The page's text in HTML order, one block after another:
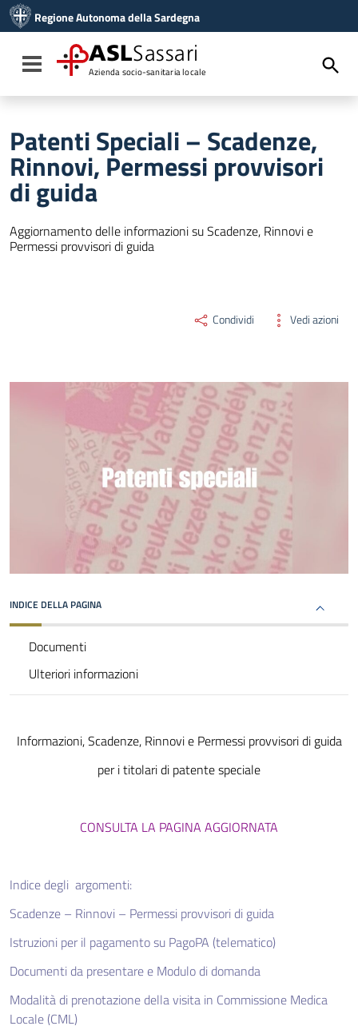
Vai al menu di navigazione
Vai al footer
Regione Autonoma della Sardegna
Toggle navigation
ASLSassari
Azienda socio-sanitaria locale
Patenti Speciali – Scadenze,
Rinnovi, Permessi provvisori
di guida
Aggiornamento delle informazioni su Scadenze, Rinnovi e
Permessi provvisori di guida
Condividi Vedi azioni
INDICE DELLA PAGINA
Documenti
Ulteriori informazioni
Informazioni, Scadenze, Rinnovi e Permessi provvisori di guida
per i titolari di patente speciale
CONSULTA LA PAGINA AGGIORNATA
Indice degli argomenti:
Scadenze – Rinnovi – Permessi provvisori di guida
Istruzioni per il pagamento su PagoPA (telematico)
Documenti da presentare e Modulo di domanda
Modalità di prenotazione della visita in Commissione Medica
Locale (CML)